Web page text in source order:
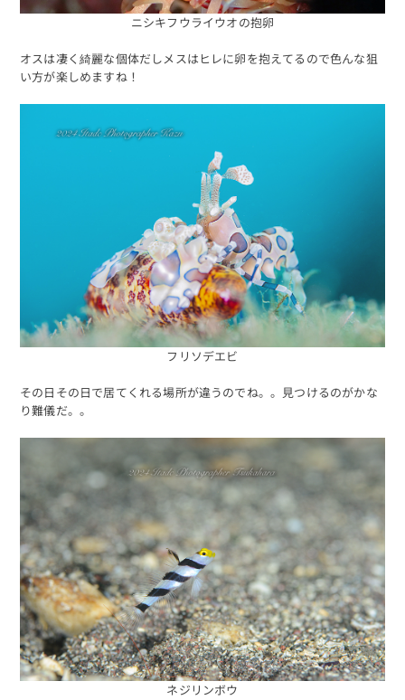
ニシキフウライウオの抱卵
オスは凄く綺麗な個体だしメスはヒレに卵を抱えてるので色んな狙
い方が楽しめますね！
フリソデエビ
その日その日で居てくれる場所が違うのでね。。見つけるのがかな
り難儀だ。。
ネジリンボウ
予約する